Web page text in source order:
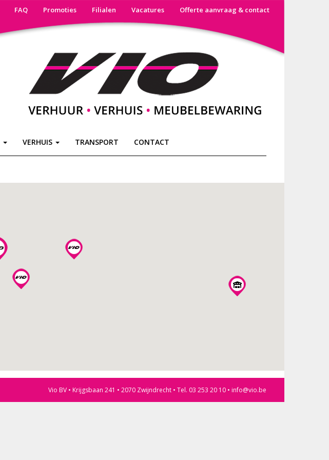
FAQ Promoties Filialen Vacatures Offerte aanvraag & contact
VERHUIS TRANSPORT CONTACT
Vio BV • Krijgsbaan 241 • 2070 Zwijndrecht • Tel. 03 253 20 10 • info@vio.be